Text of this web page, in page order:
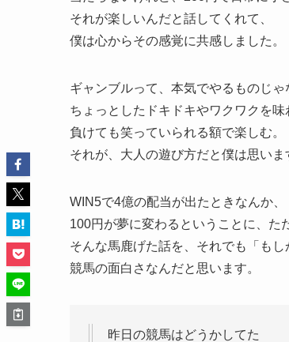
それが楽しいんだと話してくれて、
僕は心からその感覚に共感しました。
ギャンブルって、本気でやるものじゃ
ちょっとしたドキドキやワクワクを味
負けても笑っていられる額で楽しむ。
それが、大人の遊び方だと僕は思いま
WIN5で4億の配当が出たときなんか、
100円が夢に変わるということに、た
そんな馬鹿げた話を、それでも「もし
競馬の面白さなんだと思います。
昨日の競馬はどうかしてた